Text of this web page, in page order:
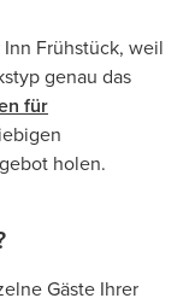
Frühstück, weil
genau das
für
holen.
Gäste Ihrer